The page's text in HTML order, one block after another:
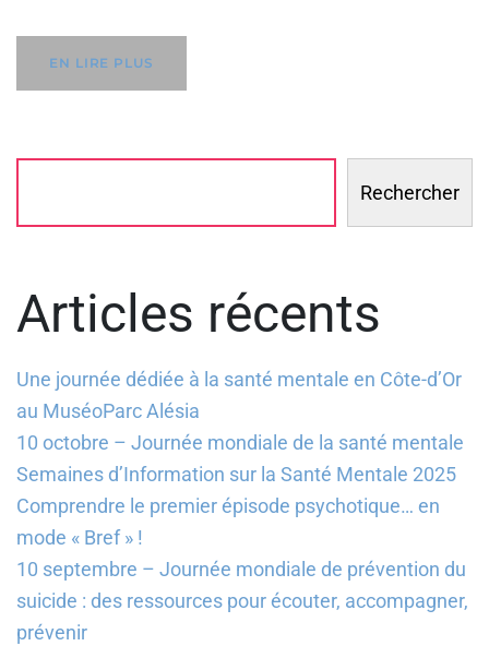
EN LIRE PLUS
Rechercher
Articles récents
Une journée dédiée à la santé mentale en Côte-d’Or
au MuséoParc Alésia
10 octobre – Journée mondiale de la santé mentale
Semaines d’Information sur la Santé Mentale 2025
Comprendre le premier épisode psychotique… en
mode « Bref » !
10 septembre – Journée mondiale de prévention du
suicide : des ressources pour écouter, accompagner,
prévenir